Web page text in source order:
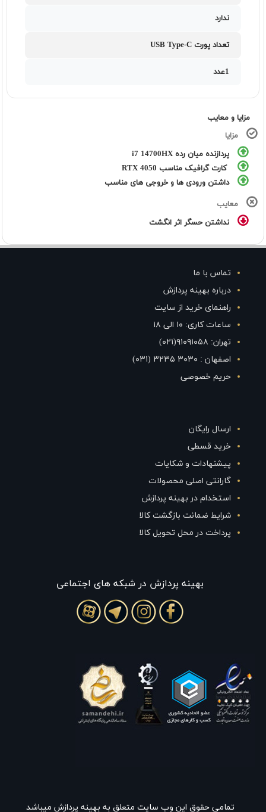
ندارد
تعداد پورت USB Type-C
1عدد
مزایا و معایب
مزایا
پردازنده میان رده i7 14700HX
کارت گرافیک مناسب RTX 4050
داشتن ورودی ها و خروجی های مناسب
معایب
نداشتن حسگر اثر انگشت
تماس با ما
درباره بهینه پردازش
راهنمای خرید از سایت
ساعات کاری: ۱۰ الی ۱۸
تهران: ۹۱۰۹۱۰۵۸(۰۲۱)
اصفهان : ۳۰۳۰ ۳۲۳۵ (۰۳۱)
حریم خصوصی
ارسال رایگان
خرید قسطی
پیشنهادات و شکایات
گارانتی اصلی محصولات
استخدام در بهینه پردازش
شرایط ضمانت بازگشت کالا
پرداخت در محل تحویل کالا
بهينه پردازش در شبکه های اجتماعی
تمامی حقوق این وب سایت متعلق به بهینه پردازش میباشد